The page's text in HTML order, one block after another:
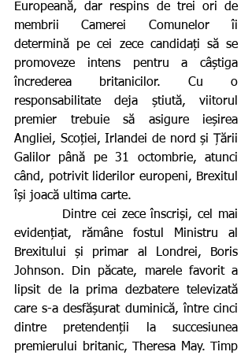
Europeană, dar respins de trei ori de
membrii Camerei Comunelor îi
determină pe cei zece candidați să se
promoveze intens pentru a câștiga
încrederea britanicilor. Cu o
responsabilitate deja știută, viitorul
premier trebuie să asigure ieșirea
Angliei, Scoției, Irlandei de nord și Țării
Galilor până pe 31 octombrie, atunci
când, potrivit liderilor europeni, Brexitul
își joacă ultima carte.
evidențiat, rămâne fostul Ministru al
Brexitului și primar al Londrei, Boris
Johnson. Din păcate, marele favorit a
lipsit de la prima dezbatere televizată
care s-a desfășurat duminică, între cinci
dintre pretendenții la succesiunea
premierului britanic, Theresa May. Timp